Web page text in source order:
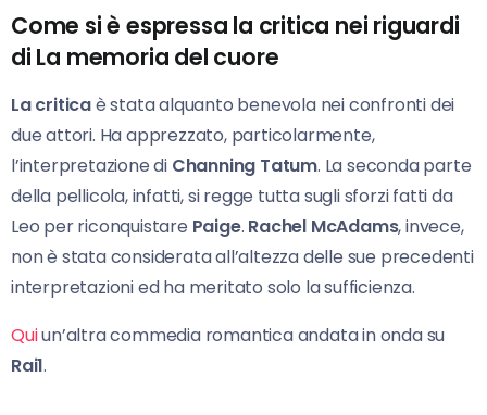
Come si è espressa la critica nei riguardi
di La memoria del cuore
La criticaè stata alquanto benevola nei confronti dei
due attori. Ha apprezzato, particolarmente,
l’interpretazione di Channing Tatum. La seconda parte
della pellicola, infatti, si regge tutta sugli sforzi fatti da
Leo per riconquistare Paige. Rachel McAdams, invece,
non è stata considerata all’altezza delle sue precedenti
interpretazioni ed ha meritato solo la sufficienza.
Quiun’altra commedia romantica andata in onda su
Rai1.